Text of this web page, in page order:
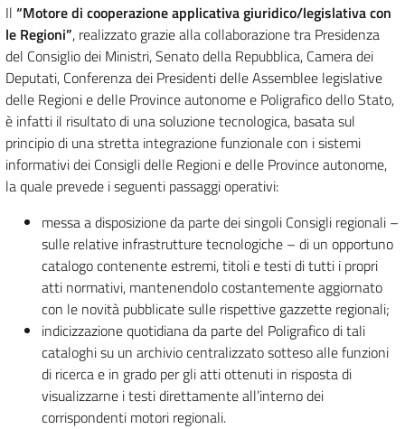
Il “Motore di cooperazione applicativa giuridico/legislativa con
le Regioni”, realizzato grazie alla collaborazione tra Presidenza
del Consiglio dei Ministri, Senato della Repubblica, Camera dei
Deputati, Conferenza dei Presidenti delle Assemblee legislative
delle Regioni e delle Province autonome e Poligrafico dello Stato,
è infatti il risultato di una soluzione tecnologica, basata sul
principio di una stretta integrazione funzionale con i sistemi
informativi dei Consigli delle Regioni e delle Province autonome,
la quale prevede i seguenti passaggi operativi:
messa a disposizione da parte dei singoli Consigli regionali –
sulle relative infrastrutture tecnologiche – di un opportuno
catalogo contenente estremi, titoli e testi di tutti i propri
atti normativi, mantenendolo costantemente aggiornato
con le novità pubblicate sulle rispettive gazzette regionali;
indicizzazione quotidiana da parte del Poligrafico di tali
cataloghi su un archivio centralizzato sotteso alle funzioni
di ricerca e in grado per gli atti ottenuti in risposta di
visualizzarne i testi direttamente all’interno dei
corrispondenti motori regionali.